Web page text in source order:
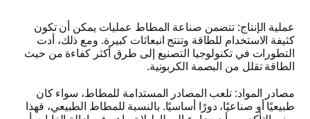
عملية الإنتاج: تتضمن صناعة المطاط عمليات يمكن أن تكون
كثيفة الاستخدام للطاقة وتنتج انبعاثات كبيرة. ومع ذلك، أدت
التطورات في تكنولوجيا التصنيع إلى طرق أكثر كفاءة من حيث
الطاقة تقلل من البصمة الكربونية.
مصادر المواد: تلعب المصادر المستدامة للمطاط، سواء كان
طبيعيًا أو صناعيًا، دورًا أساسيًا. بالنسبة للمطاط الطبيعي، فهذا